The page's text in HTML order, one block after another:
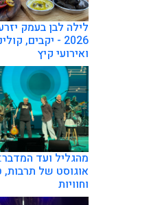
לילה לבן בעמק
2026 - יקבים,
ואירועי קיץ
מהגליל ועד המדבר:
אוגוסט של תרבות,
וחוויות